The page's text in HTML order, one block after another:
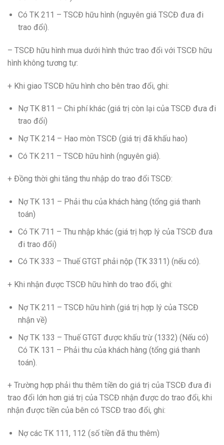
Có TK 211 – TSCĐ hữu hình (nguyên giá TSCĐ đưa đi
trao đổi).
– TSCĐ hữu hình mua dưới hình thức trao đổi với TSCĐ hữu
hình không tương tự:
+ Khi giao TSCĐ hữu hình cho bên trao đổi, ghi:
Nợ TK 811 – Chi phí khác (giá trị còn lại của TSCĐ đưa đi
trao đổi)
Nợ TK 214 – Hao mòn TSCĐ (giá trị đã khấu hao)
Có TK 211 – TSCĐ hữu hình (nguyên giá).
+ Đồng thời ghi tăng thu nhập do trao đổi TSCĐ:
Nợ TK 131 – Phải thu của khách hàng (tổng giá thanh
toán)
Có TK 711 – Thu nhập khác (giá trị hợp lý của TSCĐ đưa
đi trao đổi)
Có TK 333 – Thuế GTGT phải nộp (TK 3311) (nếu có).
+ Khi nhận được TSCĐ hữu hình do trao đổi, ghi:
Nợ TK 211 – TSCĐ hữu hình (giá trị hợp lý của TSCĐ
nhận về)
Nợ TK 133 – Thuế GTGT được khấu trừ (1332) (Nếu có)
Có TK 131 – Phải thu của khách hàng (tổng giá thanh
toán).
+ Trường hợp phải thu thêm tiền do giá trị của TSCĐ đưa đi
trao đổi lớn hơn giá trị của TSCĐ nhận được do trao đổi, khi
nhận được tiền của bên có TSCĐ trao đổi, ghi:
Nợ các TK 111, 112 (số tiền đã thu thêm)